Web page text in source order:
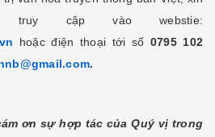
truy cập vào webstie:
hoặc điện thoại tới số 0795 102
.
ơn sự hợp tác của Quý vị trong